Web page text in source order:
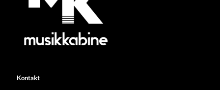
Kontakt